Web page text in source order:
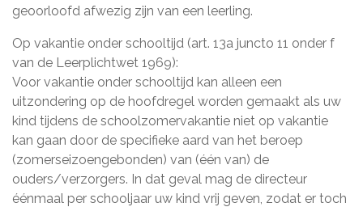
geoorloofd afwezig zijn van een leerling.
Op vakantie onder schooltijd (art. 13a juncto 11 onder f
van de Leerplichtwet 1969):
Voor vakantie onder schooltijd kan alleen een
uitzondering op de hoofdregel worden gemaakt als uw
kind tijdens de schoolzomervakantie niet op vakantie
kan gaan door de specifieke aard van het beroep
(zomerseizoengebonden) van (één van) de
ouders/verzorgers. In dat geval mag de directeur
éénmaal per schooljaar uw kind vrij geven, zodat er toch